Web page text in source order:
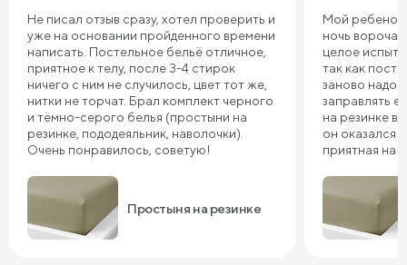
Не писал отзыв сразу, хотел проверить и
уже на основании пройденного времени
написать. Постельное бельё отличное,
приятное к телу, после 3-4 стирок
ничего с ним не случилось, цвет тот же,
нитки не торчат. Брал комплект черного
и тёмно-серого белья (простыни на
резинке, пододеяльник, наволочки).
Очень понравилось, советую!
Простыня на резинке
Мой ребенок
ночь
целое
так как
заново надо
заправлять
на резинке в
он оказался
приятная на